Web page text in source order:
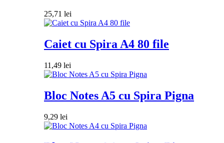
25,71 lei
Caiet cu Spira A4 80 file
11,49 lei
Bloc Notes A5 cu Spira Pigna
9,29 lei